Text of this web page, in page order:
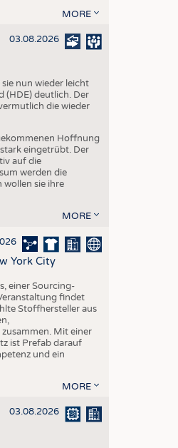
MORE
03.08.2026
nun wieder leicht
(HDE) deutlich. Der
die wieder
Hoffnung
eingetrübt. Der
auf die
werden die
sie ihre
MORE
York City
einer Sourcing-
findet
Stoffhersteller aus
Mit einer
ist Prefab darauf
und ein
MORE
03.08.2026